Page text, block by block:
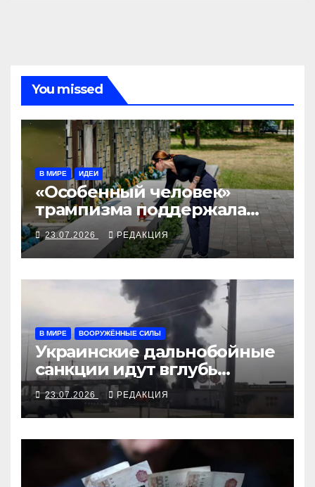
You missed
В МИРЕ ИДЕИ
«Особенный человек»
трампизма поддержала
Украину
23.07.2026 РЕДАКЦИЯ
В МИРЕ ВООРУЖЁННЫЕ СИЛЫ
Украинские дальнобойные
санкции идут вглубь
российской нефтянки
23.07.2026 РЕДАКЦИЯ